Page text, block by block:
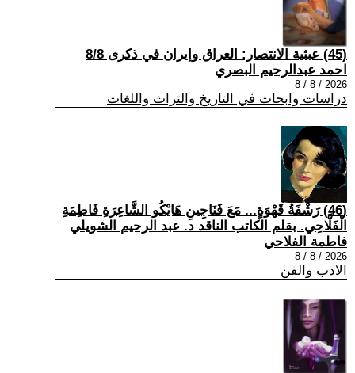
(45) عبثية الانتصار: العراق وإيران في ذكرى 8/8
احمد عبدالرحيم البصري
2026 / 8 / 8
دراسات وابحاث في التاريخ والتراث واللغات
(46) رَشْفَةُ قَهْوَةٍ... مَعَ فَنَاجِينِ هَايْكُو الشَّاعِرَةِ فَاطِمَةِ
الْفَلَّاحِي. بقلم الكاتب الناقد د. عبد الرحيم الشويلي
فاطمة الفلاحي
2026 / 8 / 8
الادب والفن